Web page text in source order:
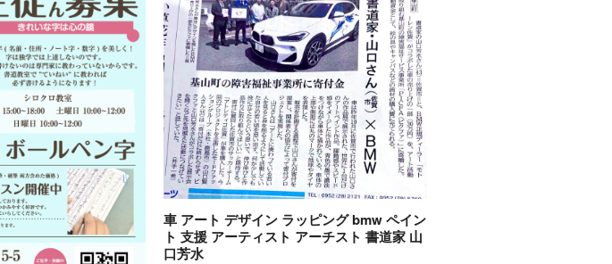
車 アート デザイン ラッピング bmw ペイン
ト 支援 アーティスト アーチスト 書道家 山
口芳水